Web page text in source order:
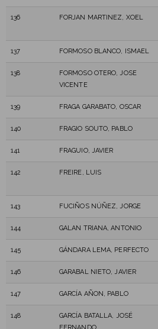
136 FORJAN MARTINEZ, XOEL
137 FORMOSO BLANCO, ISMAEL
138
FORMOSO OTERO, JOSE
VICENTE
139 FRAGA GARABATO, OSCAR
140 FRAGIO SOUTO, PABLO
141 FRAGUIO, JAVIER
142 FREIRE, LUIS
143 FUCIÑOS NÚÑEZ, JORGE
144 GALAN TRIANA, ANTONIO
145 GÁNDARA LEMA, PERFECTO
146 GARABAL NIETO, JAVIER
147 GARCÍA AÑON, PABLO
148
GARCÍA BATALLA, JOSÉ
FERNANDO